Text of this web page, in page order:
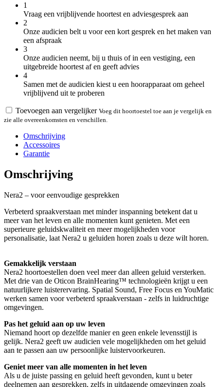
1
Vraag een vrijblijvende hoortest en adviesgesprek aan
2
Onze audicien belt u voor een kort gesprek en het maken van
een afspraak
3
Onze audicien neemt, bij u thuis of in een vestiging, een
uitgebreide hoortest af en geeft advies
4
Samen met de audicien kiest u een hoorapparaat om geheel
vrijblijvend uit te proberen
Toevoegen aan vergelijker Voeg dit hoortoestel toe aan je vergelijk en
zie alle overeenkomsten en verschillen.
Omschrijving
Accessoires
Garantie
Omschrijving
Nera2 – voor eenvoudige gesprekken
Verbeterd spraakverstaan met minder inspanning betekent dat u
meer van het leven en alle momenten kunt genieten. Met een
superieure geluidskwaliteit en meer mogelijkheden voor
personalisatie, laat Nera2 u geluiden horen zoals u deze wilt horen.
Gemakkelijk verstaan
Nera2 hoortoestellen doen veel meer dan alleen geluid versterken.
Met drie van de Oticon BrainHearing™ technologieën krijgt u een
natuurlijkere luisterervaring. Spatial Sound, Free Focus en YouMatic
werken samen voor verbeterd spraakverstaan - zelfs in luidruchtige
omgevingen.
Pas het geluid aan op uw leven
Niemand hoort op dezelfde manier en geen enkele levensstijl is
gelijk. Nera2 geeft uw audicien vele mogelijkheden om het geluid
aan te passen aan uw persoonlijke luistervoorkeuren.
Geniet meer van alle momenten in het leven
Als u de juiste passing en geluid heeft gevonden, kunt u beter
deelnemen aan gesprekken, zelfs in uitdagende omgevingen zoals